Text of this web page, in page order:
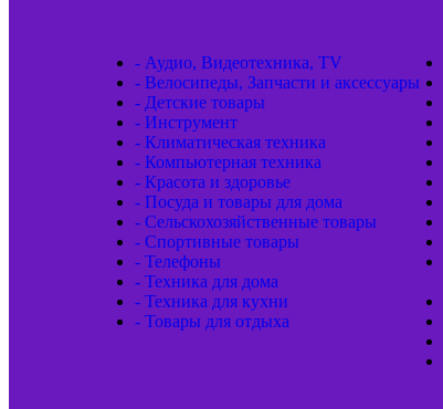
- Аудио, Видеотехника, TV
- Велосипеды, Запчасти и аксессуары
- Детские товары
- Инструмент
- Климатическая техника
- Компьютерная техника
- Красота и здоровье
- Посуда и товары для дома
- Сельскохозяйственные товары
- Спортивные товары
- Телефоны
- Техника для дома
- Техника для кухни
- Товары для отдыха